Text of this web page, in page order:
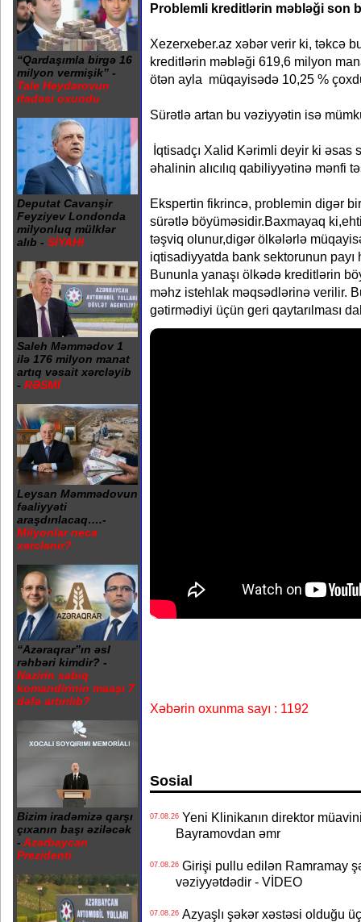
“Qardaşımla birgə 16
milyon vermişik” -
Tale Heydərovun
ifadəsi oxundu
Deputat Cavanşir
Feyziyev Londonda
milyonluq mülklər
alıb - SİYAHI
Saleh Məmmədov 1
ilə 176 milyon manat
artıq vəsait xərcləyib
- RƏSMİ
Leysan Məmmədovun
fəaliyyəti
araşdırılacaq….-
Milyonlar necə
xərclənir?
“Azəraqrar”ın əsl
rəhbəri kimdir? -
Nazirin sabiq
komandirinin maaşı 7
dəfə artırılıb?
Bizim iradəmizə qarşı
çıxanın başı əziləcək
- Azərbaycan
Prezidenti
Problemli kreditlərin məbləği son
Xezerxeber.az xəbər verir ki, təkcə
kreditlərin məbləği 619,6 milyon
ötən ayla müqayisədə 10,25 %
Sürətlə artan bu vəziyyətin isə
İqtisadçı Xalid Kərimli deyir ki əsas
əhalinin alıcılıq qabiliyyətinə mənfi
Ekspertin fikrincə, problemin digər
sürətlə böyüməsidir.Baxmayaq
təşviq olunur,digər ölkələrlə
iqtisadiyyatda bank sektorunun payı
Bununla yanaşı ölkədə kreditlərin
məhz istehlak məqsədlərinə verilir.
gətirmədiyi üçün geri qaytarılması
Xəbərin oxunma sayı : 1192
Sosial
07.08.26Yeni Klinikanın direktor müavini
Bayramovdan əmr
07.08.26Girişi pullu edilən Ramramay
vəziyyətdədir - VİDEO
07.08.26Azyaşlı şəkər xəstəsi olduğu